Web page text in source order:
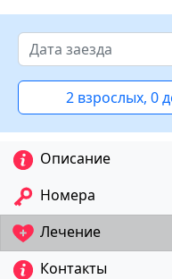
2 взрослых, 0
Описание
Номера
Лечение
Контакты